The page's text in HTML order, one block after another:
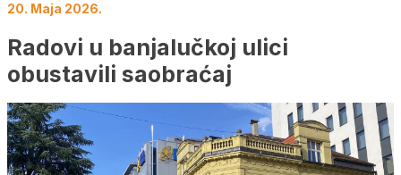
20. Maja 2026.
Radovi u banjalučkoj ulici
obustavili saobraćaj